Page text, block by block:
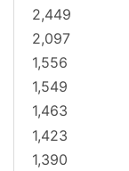
2,449
2,097
1,556
1,549
1,463
1,423
1,390